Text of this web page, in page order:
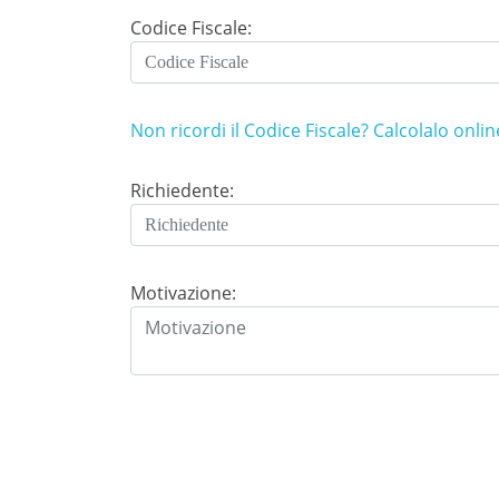
Codice Fiscale:
Non ricordi il Codice Fiscale? Calcolalo
Richiedente:
Motivazione: